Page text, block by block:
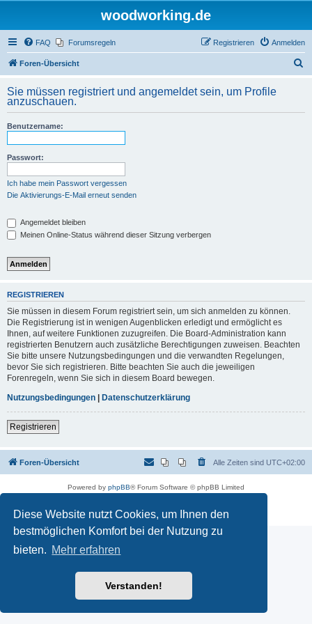
Diese Website nutzt Cookies, um Ihnen den
bestmöglichen Komfort bei der Nutzung zu
bieten. Mehr erfahren
Verstanden!
woodworking.de
FAQ Forumsregeln Anmelden
Registrieren
Foren-Übersicht
h
Sie müssen registriert und angemeldet sein, um Profile
anzuschauen.
Benutzername:
Passwort:
Ich habe mein Passwort vergessen
Die Aktivierungs-E-Mail erneut senden
Angemeldet bleiben
Meinen Online-Status während dieser Sitzung verbergen
REGISTRIEREN
Sie müssen in diesem Forum registriert sein, um sich anmelden zu können.
Die Registrierung ist in wenigen Augenblicken erledigt und ermöglicht es
Ihnen, auf weitere Funktionen zuzugreifen. Die Board-Administration kann
registrierten Benutzern auch zusätzliche Berechtigungen zuweisen. Beachten
Sie bitte unsere Nutzungsbedingungen und die verwandten Regelungen,
bevor Sie sich registrieren. Bitte beachten Sie auch die jeweiligen
Forenregeln, wenn Sie sich in diesem Board bewegen.
Nutzungsbedingungen | Datenschutzerklärung
Registrieren
Foren-Übersicht Alle Zeiten sind UTC+02:00
Powered by phpBB® Forum Software © phpBB Limited
Datenschutz|Nutzungsbedingungen